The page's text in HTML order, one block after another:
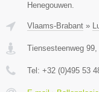
Henegouwen.
Vlaams-Brabant »
Tiensesteenweg 99,
Tel: +32 (0)495 53